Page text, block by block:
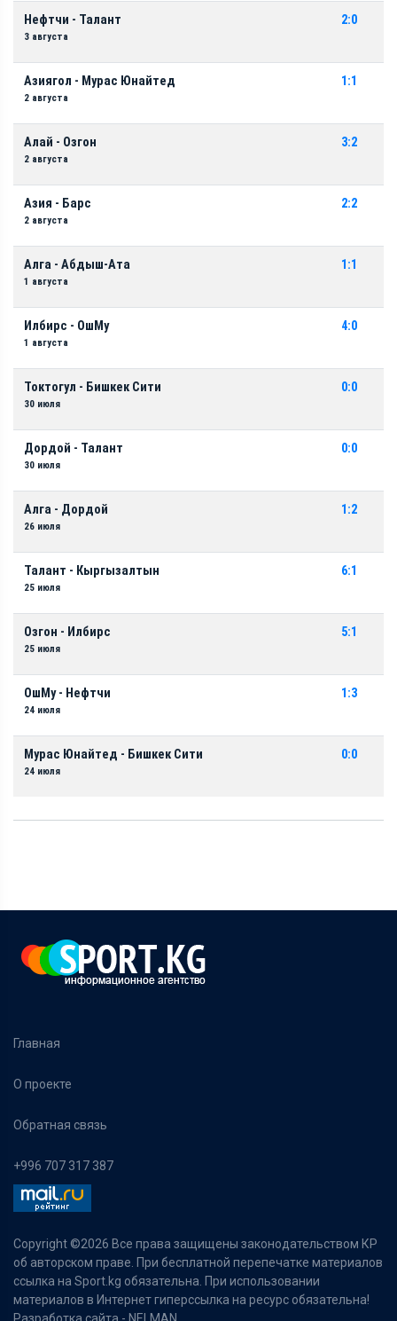
Нефтчи - Талант
3 августа
2:0
Азиягол - Мурас Юнайтед
2 августа
1:1
Алай - Озгон
2 августа
3:2
Азия - Барс
2 августа
2:2
Алга - Абдыш-Ата
1 августа
1:1
Илбирс - ОшМу
1 августа
4:0
Токтогул - Бишкек Сити
30 июля
0:0
Дордой - Талант
30 июля
0:0
Алга - Дордой
26 июля
1:2
Талант - Кыргызалтын
25 июля
6:1
Озгон - Илбирс
25 июля
5:1
ОшМу - Нефтчи
24 июля
1:3
Мурас Юнайтед - Бишкек Сити
24 июля
0:0
Главная
О проекте
Обратная связь
+996 707 317 387
Copyright ©2026 Все права защищены законодательством КР
об авторском праве. При бесплатной перепечатке материалов
ссылка на Sport.kg обязательна. При использовании
материалов в Интернет гиперссылка на ресурс обязательна!